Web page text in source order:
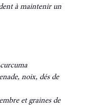
à maintenir un
noix, dés de
et graines de